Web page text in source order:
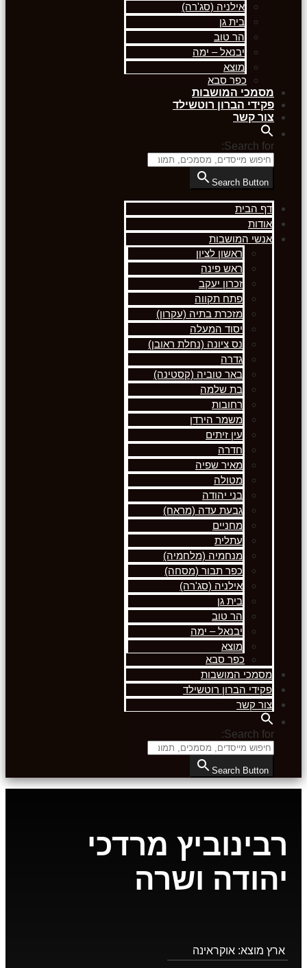
אילניה (סג'רה)
בית גן
הר טוב
יבנאל – ימה
מוצא
כפר סבא
מסמכי המושבות
פקידי הברון רוטשילד
צור קשר
Search for:
Search Button
דף הבית
אודות
אנשי המושבות
ראשון לציון
ראש פינה
זכרון יעקב
פתח תקווה
מזכרת בתיה (עקרון)
יסוד המעלה
נס ציונה (נחלת ראובן)
גדרה
באר טוביה (קסטינה)
בת שלמה
רחובות
משמר הירדן
עין זיתים
חדרה
מאיר שפיה
מטולה
בני יהודה
גבעת עדה (מראח)
מחניים
עתלית
מנחמיה (מלחמיה)
כפר תבור (מסחה)
אילניה (סג'רה)
בית גן
הר טוב
יבנאל – ימה
מוצא
כפר סבא
מסמכי המושבות
פקידי הברון רוטשילד
צור קשר
Search for:
Search Button
רבינוביץ מרדכי
יהודה ושרה
ארץ מוצא: אוקראינה